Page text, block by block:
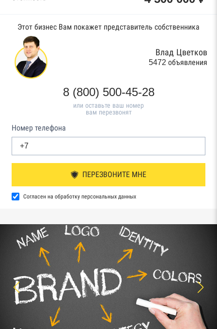
Этот бизнес Вам покажет представитель собственника
Влад Цветков
5472 объявления
8 (800) 500-45-28
или оставьте ваш номер
вам перезвонят
Номер телефона
ПЕРЕЗВОНИТЕ МНЕ
Согласен на обработку персональных данных